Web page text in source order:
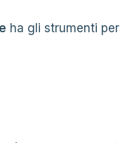
ha gli strumenti